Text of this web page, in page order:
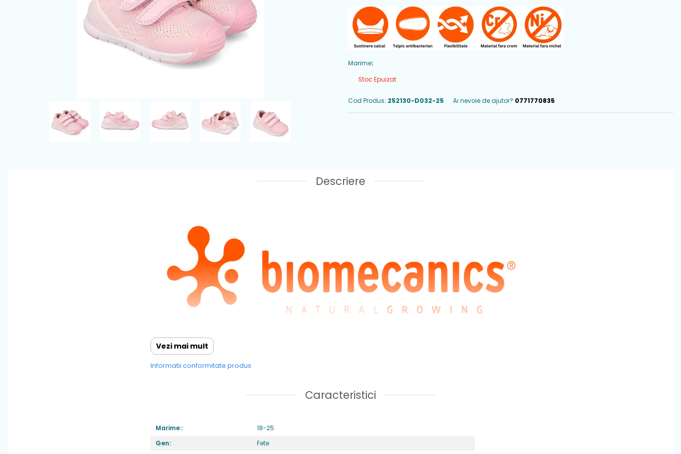
Marime:
Stoc Epuizat
Cod Produs: 252130-D032-25 Ai nevoie de ajutor? 0771770835
Descriere
Vezi mai mult
Informatii conformitate produs
Caracteristici
Marime::
18-25
Gen:
Fete